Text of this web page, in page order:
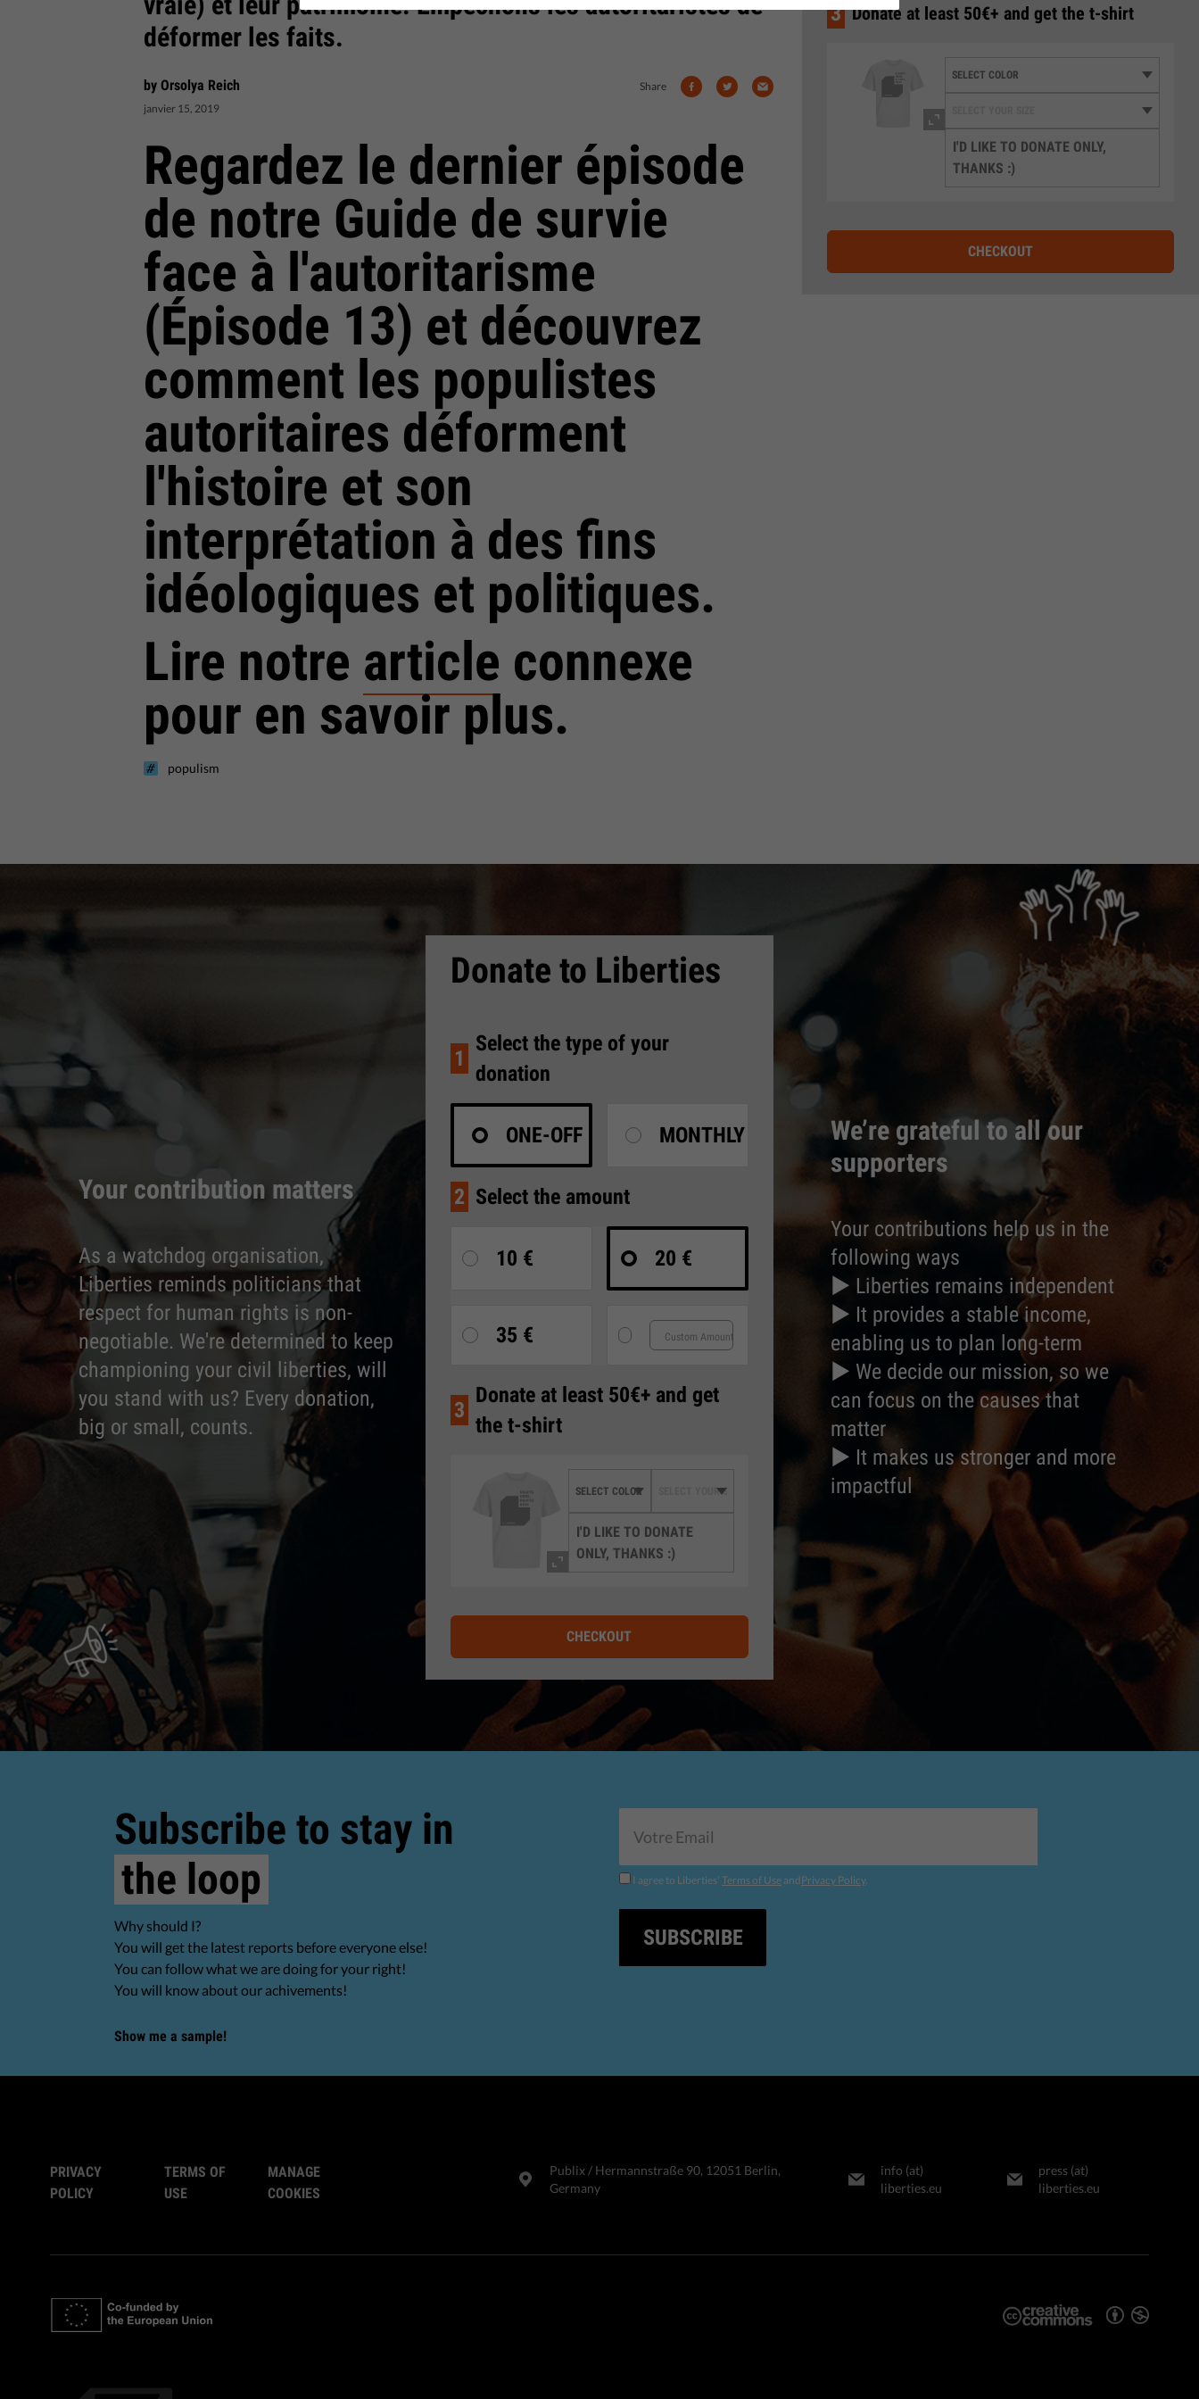
déformer les faits.
by Orsolya Reich
janvier 15, 2019
Share
Regardez le dernier épisode
de notre Guide de survie
face à l'autoritarisme
(Épisode 13) et découvrez
comment les populistes
autoritaires déforment
l'histoire et son
interprétation à des fins
idéologiques et politiques.
Lire notre article connexe
pour en savoir plus.
populism
3 Donate at least 50€+ and get the t-shirt
I'D LIKE TO DONATE ONLY,
THANKS :)
CHECKOUT
Your contribution matters
As a watchdog organisation,
Liberties reminds politicians that
respect for human rights is non-
negotiable. We're determined to keep
championing your civil liberties, will
you stand with us? Every donation,
big or small, counts.
Donate to Liberties
1
Select the type of your
donation
ONE-OFF MONTHLY
2 Select the amount
10 € 20 €
35 €
3
Donate at least 50€+ and get
the t-shirt
I'D LIKE TO DONATE
ONLY, THANKS :)
CHECKOUT
We’re grateful to all our
supporters
Your contributions help us in the
following ways
► Liberties remains independent
► It provides a stable income,
enabling us to plan long-term
► We decide our mission, so we
can focus on the causes that
matter
► It makes us stronger and more
impactful
Subscribe to stay in
the loop
Why should I?
You will get the latest reports before everyone else!
You can follow what we are doing for your right!
You will know about our achivements!
Show me a sample!
I agree to Liberties' Terms of Use andPrivacy Policy.
SUBSCRIBE
PRIVACY
POLICY
TERMS OF
USE
MANAGE
COOKIES
Publix​ / Hermannstraße 90, 12051 Berlin,
Germany
info (at)
liberties.eu
press (at)
liberties.eu